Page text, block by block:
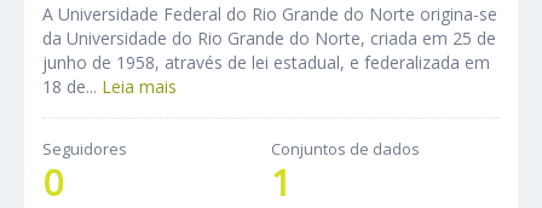
A Universidade Federal do Rio Grande do Norte origina-se
da Universidade do Rio Grande do Norte, criada em 25 de
junho de 1958, através de lei estadual, e federalizada em
18 de... Leia mais
Seguidores
0
Conjuntos de dados
1